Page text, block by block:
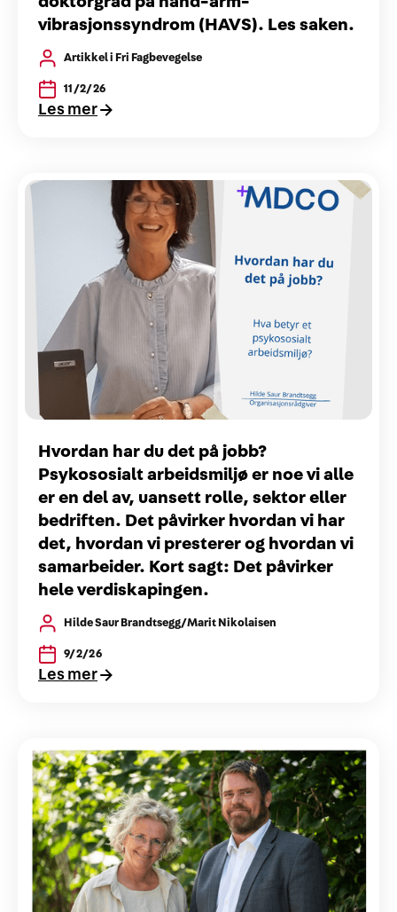
vibrasjonssyndrom (HAVS). Les saken.
Artikkel i Fri Fagbevegelse
11/2/26
Les mer
Hvordan har du det på jobb?
Psykososialt arbeidsmiljø er noe vi alle
er en del av, uansett rolle, sektor eller
bedriften. Det påvirker hvordan vi har
det, hvordan vi presterer og hvordan vi
samarbeider. Kort sagt: Det påvirker
hele verdiskapingen.
Hilde Saur Brandtsegg/Marit Nikolaisen
9/2/26
Les mer